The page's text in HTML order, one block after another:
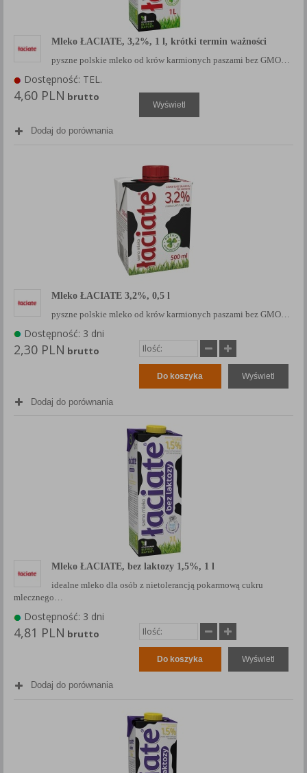
Mleko ŁACIATE, 3,2%, 1 l, krótki termin ważności
pyszne polskie mleko od krów karmionych paszami bez GMO…
Dostępność: TEL.
4,60 PLN brutto
Wyświetl
Dodaj do porównania
Mleko ŁACIATE 3,2%, 0,5 l
pyszne polskie mleko od krów karmionych paszami bez GMO…
Dostępność: 3 dni
2,30 PLN brutto
Do koszyka Wyświetl
Dodaj do porównania
Mleko ŁACIATE, bez laktozy 1,5%, 1 l
idealne mleko dla osób z nietolerancją pokarmową cukru
mlecznego…
Dostępność: 3 dni
4,81 PLN brutto
Do koszyka Wyświetl
Dodaj do porównania